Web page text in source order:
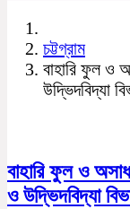
চট্টগ্রাম
বাহারি ফুল ও
উদ্ভিদবিদ্যা
বাহারি ফুল ও
ও উদ্ভিদবিদ্যা